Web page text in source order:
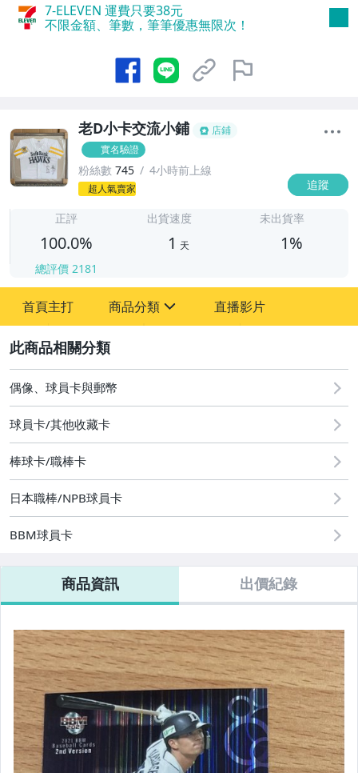
7-ELEVEN 運費只要38元
不限金額、筆數，筆筆優惠無限次！
老D小卡交流小鋪
店鋪
實名驗證
粉絲數 745 4小時前上線
超人氣賣家 追蹤
正評
100.0%
總評價 2181
出貨速度
1 天
未出貨率
1%
首頁主打 商品分類
其它
直播影片
偶像、球員卡與郵幣
球員卡/其他收藏卡
棒球卡/職棒卡
日本職棒/NPB球員卡
BBM球員卡
商品資訊 出價紀錄